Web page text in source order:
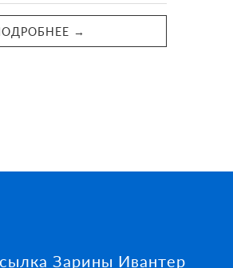
→
Зарины Ивантер